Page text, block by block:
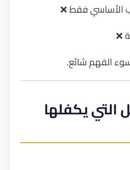
الأساسي فقط ❌
❌
الفهم شائع.
يكفلها